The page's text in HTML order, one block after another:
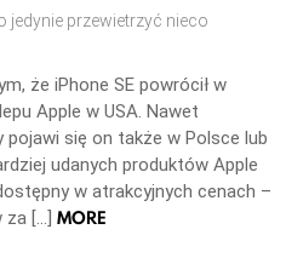
jedynie przewietrzyć nieco
że iPhone SE powrócił w
Apple w USA. Nawet
się on także w Polsce lub
udanych produktów Apple
w atrakcyjnych cenach –
za […] MORE